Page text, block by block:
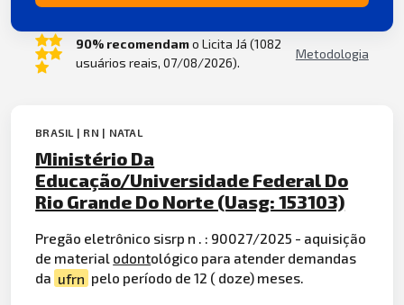
90% recomendamo Licita Já (1082
usuários reais, 07/08/2026).
Metodologia
BRASIL | RN | NATAL
Ministério Da
Educação/Universidade Federal Do
Rio Grande Do Norte (Uasg: 153103)
Pregão eletrônico sisrp n . : 90027/2025 - aquisição
de material odontológico para atender demandas
da ufrn pelo período de 12 ( doze) meses.